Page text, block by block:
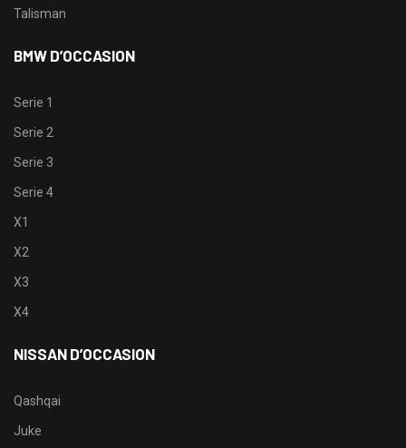
Talisman
BMW D’OCCASION
Serie 1
Serie 2
Serie 3
Serie 4
X1
X2
X3
X4
NISSAN D’OCCASION
Qashqai
Juke